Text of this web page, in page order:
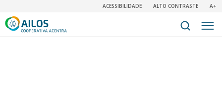
ACESSIBILIDADE ALTO CONTRASTE A+